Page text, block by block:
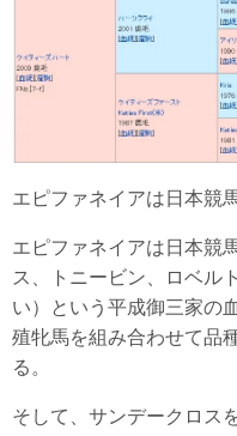
エピファネイアは日本競
エピファネイアは日本競
ス、トニービン、ロベル
い）という平成御三家の
殖牝馬を組み合わせて品
る。
そして、サンデークロス